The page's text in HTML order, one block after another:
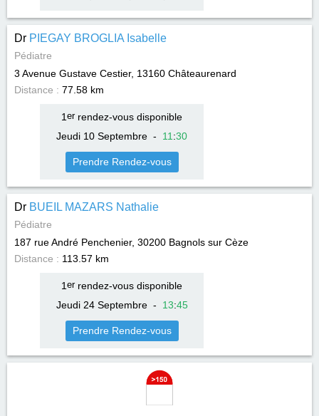
Dr PIEGAY BROGLIA Isabelle
Pédiatre
3 Avenue Gustave Cestier, 13160 Châteaurenard
Distance : 77.58 km
1 errendez-vous disponible
Jeudi 10 Septembre - 11 :30
Prendre Rendez-vous
Dr BUEIL MAZARS Nathalie
Pédiatre
187 rue André Penchenier, 30200 Bagnols sur Cèze
Distance : 113.57 km
1 errendez-vous disponible
Jeudi 24 Septembre- 13:45
Prendre Rendez-vous